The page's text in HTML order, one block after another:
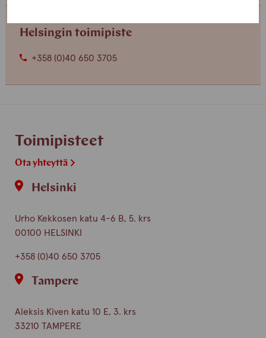
Helsingin toimipiste
+358 (0)40 650 3705
Toimipisteet
Ota yhteyttä
Helsinki
Urho Kekkosen katu 4-6 B, 5. krs
00100 HELSINKI
+358 (0)40 650 3705
Tampere
Aleksis Kiven katu 10 E, 3. krs
33210 TAMPERE